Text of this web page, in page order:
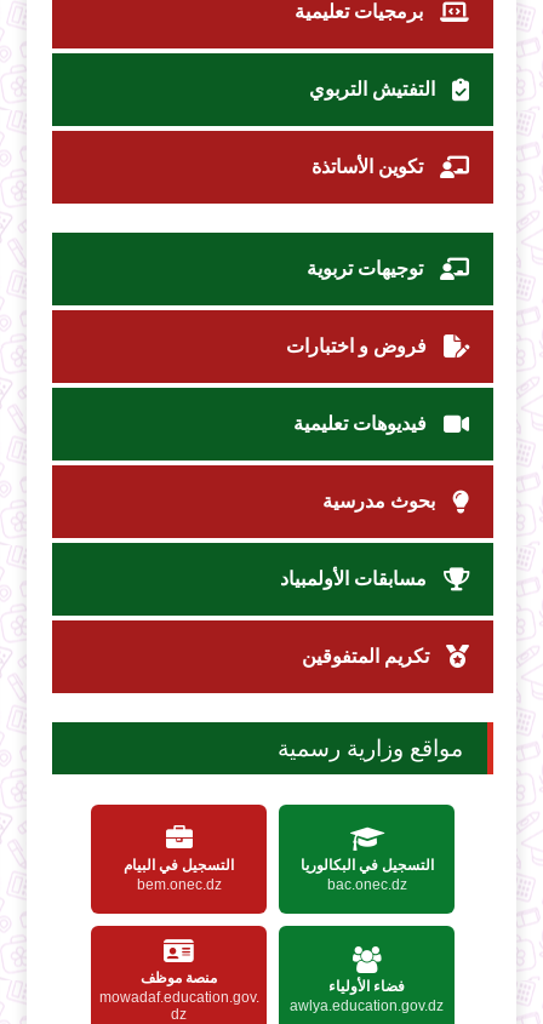
برمجيات تعليمية
التفتيش التربوي
تكوين الأساتذة
توجيهات تربوية
فروض و اختبارات
فيديوهات تعليمية
بحوث مدرسية
مسابقات الأولمبياد
تكريم المتفوقين
مواقع وزارية رسمية
التسجيل في البكالوريا
bac.onec.dz
التسجيل في البيام
bem.onec.dz
فضاء الأولياء
awlya.education.gov.dz
منصة موظف
mowadaf.education.gov.
dz